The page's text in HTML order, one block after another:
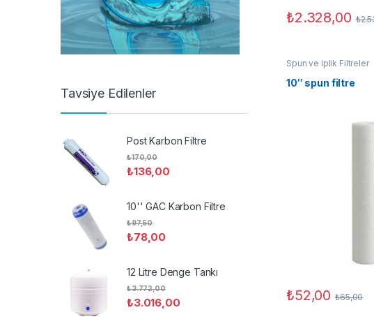
₺2.328,00 ₺
Spun ve İplik Filtreler
10″ spun filtre
₺52,00 ₺65,00
Tavsiye Edilenler
Post Karbon Filtre
₺136,00
₺170,00
10'' GAC Karbon Filtre
₺78,00
₺97,50
12 Litre Denge Tankı
₺3.016,00
₺3.772,00